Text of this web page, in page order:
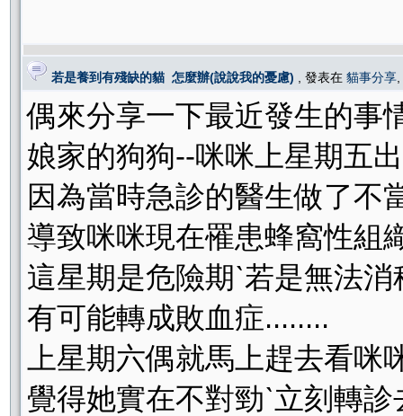
若是養到有殘缺的貓 怎麼辦(說說我的憂慮) , 發表在 貓事分享
偶來分享一下最近發生的事
娘家的狗狗--咪咪上星期五
因為當時急診的醫生做了不
導致咪咪現在罹患蜂窩性組
這星期是危險期ˋ若是無法消
有可能轉成敗血症........
上星期六偶就馬上趕去看咪
覺得她實在不對勁ˋ立刻轉診